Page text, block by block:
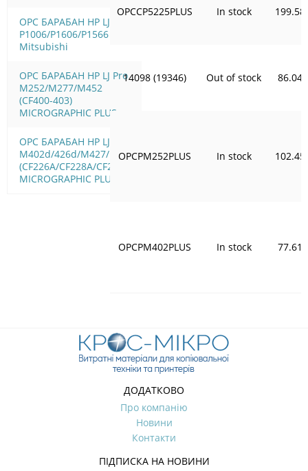
OPC БАРАБАН HP LJ
P1006/Р1606/Р1566 HD
Mitsubishi
OPC БАРАБАН HP LJ Pro
M252/M277/M452
(CF400-403)
MICROGRAPHIC PLUS
OPC БАРАБАН HP LJ Pro
M402d/426d/M427/M506
(CF226A/CF228A/CF287A)
MICROGRAPHIC PLUS
OPCCP5225PLUS In stock 199.58
14098 (19346) Out of stock 86.04
OPCPM252PLUS In stock 102.45
OPCPM402PLUS In stock 77.61
ДОДАТКОВО
Про компанію
Новини
Контакти
ПІДПИСКА НА НОВИНИ